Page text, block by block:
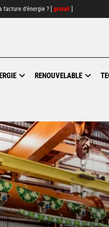
facture d'énergie ? [ gratuit
RENOUVELABLE